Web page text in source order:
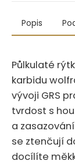
Popis
Půlkulaté
karbidu
vývoji GRS
tvrdost s
a
se ztenčují
docílíte